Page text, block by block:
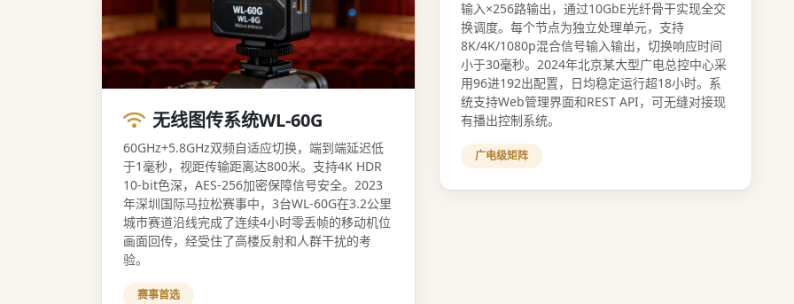
无线图传系统WL-60G
60GHz+5.8GHz双频自适应切换，端到端延迟低
于1毫秒，视距传输距离达800米。支持4K HDR
10-bit色深，AES-256加密保障信号安全。2023
年深圳国际马拉松赛事中，3台WL-60G在3.2公里
城市赛道沿线完成了连续4小时零丢帧的移动机位
画面回传，经受住了高楼反射和人群干扰的考
验。
赛事首选
输入×256路输出，通过10GbE光纤骨干实现全交
换调度。每个节点为独立处理单元，支持
8K/4K/1080p混合信号输入输出，切换响应时间
小于30毫秒。2024年北京某大型广电总控中心采
用96进192出配置，日均稳定运行超18小时。系
统支持Web管理界面和REST API，可无缝对接现
有播出控制系统。
广电级矩阵